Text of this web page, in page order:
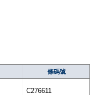
條碼號
C276611